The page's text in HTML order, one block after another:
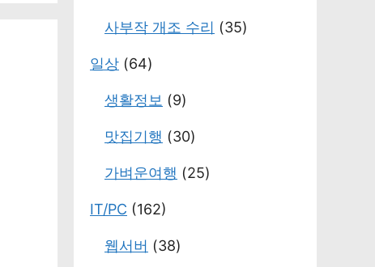
사부작 개조 수리 (35)
일상 (64)
생활정보 (9)
맛집기행 (30)
가벼운여행 (25)
IT/PC (162)
웹서버 (38)